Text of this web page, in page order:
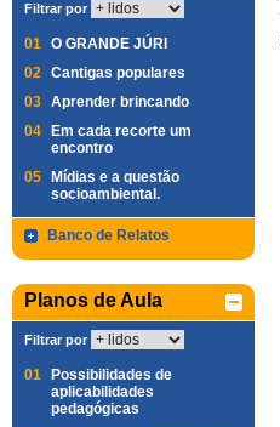
Filtrar por
01 O GRANDE JÚRI
02 Cantigas populares
03 Aprender brincando
04
Em cada recorte um
encontro
05
Mídias e a questão
socioambiental.
Banco de Relatos
Planos de Aula
Filtrar por
01
Possibilidades de
aplicabilidades
pedagógicas